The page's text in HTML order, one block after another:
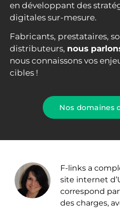
en développant des
digitales sur-mesure.
Fabricants, prestataires,
distributeurs, nous
nous connaissons vos
cibles !
Nos domaines
F-links a
site internet
correspond
des charges,